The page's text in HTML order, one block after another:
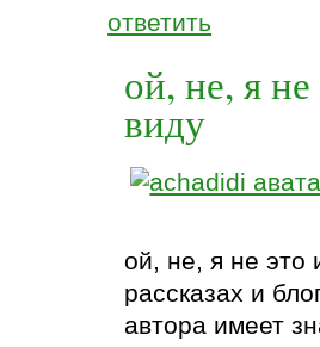
ответить
ой, не, я
виду
ой, не, я не это
рассказах и
автора имеет